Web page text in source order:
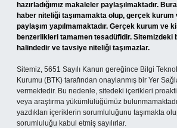
hazırladığımız makaleler paylaşılmaktadır.
haber niteliği taşımamakta olup, gerçek kurum
paylaşım yapılmamaktadır. Gerçek kurum ve
benzerlikleri tamamen tesadüfidir. Sitemizdeki
halindedir ve tavsiye niteliği taşımazlar.
Sitemiz, 5651 Sayılı Kanun gereğince Bilgi
Kurumu (BTK) tarafından onaylanmış bir Yer
vermektedir. Bu nedenle, sitedeki içerikleri
veya araştırma yükümlülüğümüz
yazdıkları içeriklerin sorumluluğunu taşımakta
sorumluluğu kabul etmiş sayılırlar.